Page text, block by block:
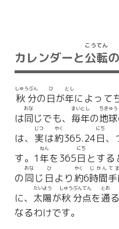
カレンダーと公転
こうてん
秋分
しゅうぶん
の日
ひ
が年
とし
によって
は同
おな
じでも、 毎年
まいとし
の地球
ちきゅう
は、 実
じつ
は約
やく
365.24日
にち
、
す。1 年
ねん
を365日
にち
とする
の同
おな
じ 日
ひ
より約
やく
6時間
じかん て
に、 太陽
たいよう
が秋
しゅう
分点
ぶんてん
を通
とお
る
なるわけです。